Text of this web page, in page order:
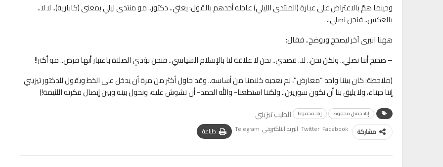
وحينما همَّ بالاعتراض على عبارة (المنتدى الليلي) عاجله أحدهم بالقول: يعني.. دكتور.. مو منتدى ليلي بمعنى (كاباريه).. لا لا..
بالعكس.. فنحن نصلي..
ههنا انبرى آخر ليصحح ويوضح.. فقال:
– صحيح أننا نصلي.. ولكن نحن.. لا.. قصدي.. نحن لا علاقة لنا بالإسلام السياسي.. فنحن نؤدي الصلاة باعتبار أنها فرض.. مو أكتر!!
(ملاحظة: كان بيننا واحد “معارض”، لم يعجبه كلامنا من أساسه.. وقد حاول أكثر من مرة أن يدخل على الخط ويقول للدكتور تيزيني
إننا جبناء، ولا يليق بنا أن نكون سوريين.. ولكننا استطعنا- والله الحمد- أن نشوش عليه، ونحول بينه وبين إيصال فكرته اللئيمة!)
إياد جميل محفوظ إياد محفوظ الطيب تيزيني
مشاركة Facebook
Twitter البريد الالكتروني Telegram طباعة